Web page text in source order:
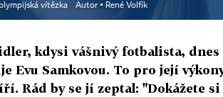
vítězka Autor ▪ René Volfík
kdysi vášnivý fotbalista, dnes
Evu Samkovou. To pro její
Rád by se jí zeptal: "Dokážete